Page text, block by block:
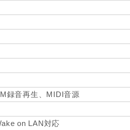
録音再生、MIDI音源
on LAN対応